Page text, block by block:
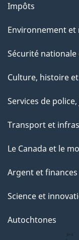
Impôts
Environnement
Sécurité
Culture, histoire
Services de
Transport et
Le Canada et le
Argent et finances
Science et
Autochtones